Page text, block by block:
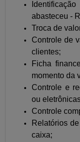
abasteceu -
Troca de
Controle de
clientes;
Ficha
momento da
Controle e
ou
Controle
Relatórios
caixa;